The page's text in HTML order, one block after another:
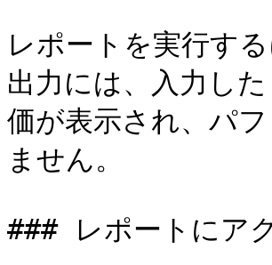
レポートを実行す
出力には、入力し
価が表示され、パ
ません。
### レポートにア